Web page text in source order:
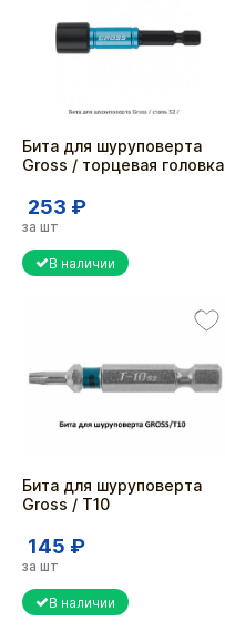
Бита для шуруповерта
Gross / торцевая головка
253 ₽
за шт
В наличии
Бита для шуруповерта
Gross / T10
145 ₽
за шт
В наличии